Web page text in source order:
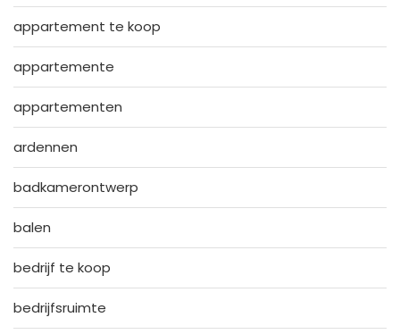
appartement te koop
appartemente
appartementen
ardennen
badkamerontwerp
balen
bedrijf te koop
bedrijfsruimte